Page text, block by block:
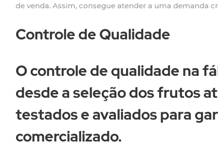
de venda. Assim, consegue atender a uma demanda
Controle de Qualidade
O controle de qualidade na
desde a seleção dos frutos
testados e avaliados para
comercializado.